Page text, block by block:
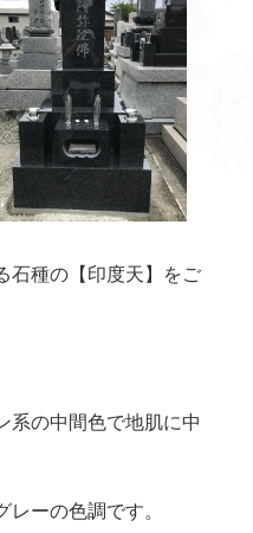
石種の【印度天】をご
系の中間色で地肌に中
ーの色調です。